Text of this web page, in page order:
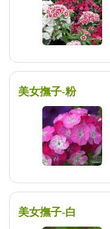
美女撫子-粉
美女撫子-白